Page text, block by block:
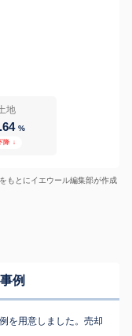
地
%
降 ↓
をもとにイエウール編集部が作成
例
を用意しました。売却